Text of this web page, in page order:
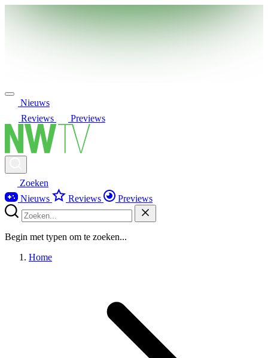
Nieuws
Reviews
Previews
Zoeken
Nieuws
Reviews Previews
Begin met typen om te zoeken...
Home